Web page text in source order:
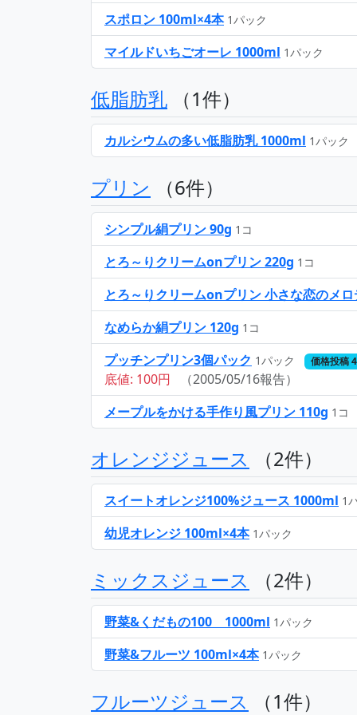
スポロン 100ml×4本 1パック
マイルドいちごオーレ 1000ml 1パック
低脂肪乳 （1件）
カルシウムの多い低脂肪乳 1000ml 1パック
プリン （6件）
シンプル絹プリン 90g 1コ
とろ～りクリームonプリン 220g 1コ
とろ～りクリームonプリン 小さな恋のメ
なめらか絹プリン 120g 1コ
プッチンプリン3個パック 1パック 価格投稿
底値: 100円
（2005/05/16報告）
メープルをかける手作り風プリン 110g 1コ
オレンジジュース （2件）
スイートオレンジ100%ジュース 1000ml 1
幼児オレンジ 100ml×4本 1パック
ミックスジュース （2件）
野菜&くだもの100 1000ml 1パック
野菜&フルーツ 100ml×4本 1パック
フルーツジュース （1件）